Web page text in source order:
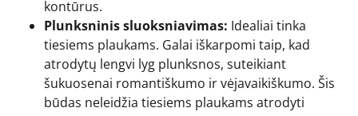
kontūrus.
Plunksninis sluoksniavimas: Idealiai tinka
tiesiems plaukams. Galai iškarpomi taip, kad
atrodytų lengvi lyg plunksnos, suteikiant
šukuosenai romantiškumo ir vėjavaikiškumo. Šis
būdas neleidžia tiesiems plaukams atrodyti